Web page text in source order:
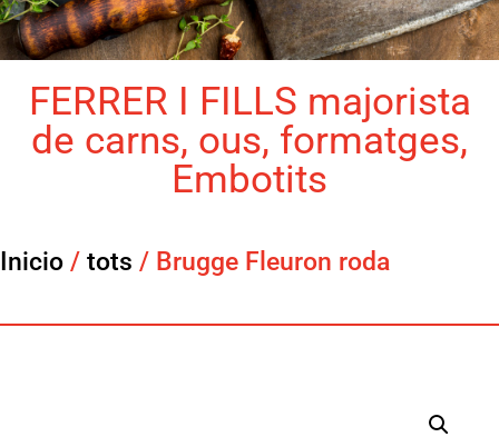
FERRER I FILLS majorista
de carns, ous, formatges,
Embotits
Inicio / tots / Brugge Fleuron roda